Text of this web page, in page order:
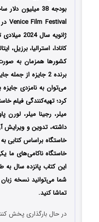
کانادا، استرالیا، برزیل،
کشورها همزمان به
می‌توان به نامزدی
کرد؛ تهیه‌کنندگی فیلم
میلر، رجینا میلر،
داشته، تدوین و ویرایش
خاستگاه براساس کتابی
این کتاب پانزده سال به
شما می‌توانید نسخه
تماشا کنید.
در حال بارگذاری پخش